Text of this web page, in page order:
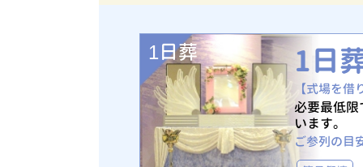
1日葬 1日
【式場を
必要最低
います。
ご参列の目